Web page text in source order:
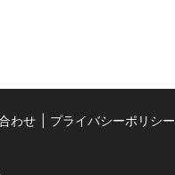
わせ プライバシーポリシー